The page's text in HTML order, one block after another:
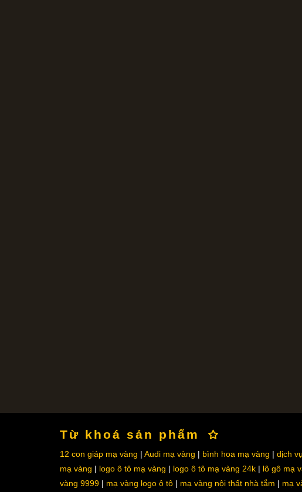
Từ khoá sản phẩm
12 con giáp mạ vàng Audi mạ vàng bình hoa mạ vàng dịch
mạ vàng
logo ô tô mạ vàng logo ô tô mạ vàng 24k lô gô mạ
vàng 9999
mạ vàng logo ô tô mạ vàng nội thất nhà tắm mạ